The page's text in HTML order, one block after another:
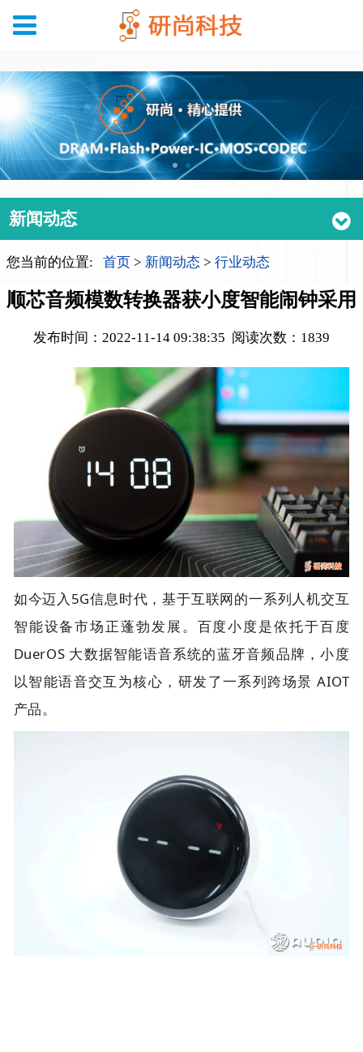
新闻动态
您当前的位置:首页 > 新闻动态 >行业动态
顺芯音频模数转换器获小度智能闹钟采用
发布时间：2022-11-14 09:38:35 阅读次数： 1839
如今迈入5G信息时代，基于互联网的一系列人机交互
智能设备市场正蓬勃发展。百度小度是依托于百度
DuerOS 大数据智能语音系统的蓝牙音频品牌，小度
以智能语音交互为核心，研发了一系列跨场景 AIOT
产品。